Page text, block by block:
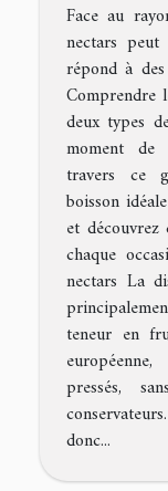
Face au
nectars
répond à
Comprendre
deux types
moment de
travers ce
boisson
et
chaque
nectars La
teneur en
pressés,
donc...